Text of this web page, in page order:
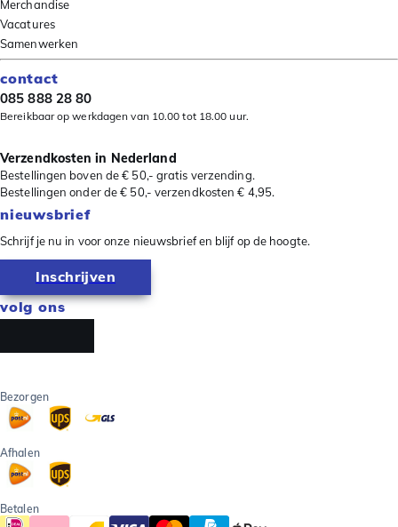
Merchandise
Vacatures
Samenwerken
contact
085 888 28 80
Bereikbaar op werkdagen van 10.00 tot 18.00 uur.
Verzendkosten in Nederland
Bestellingen boven de € 50,- gratis verzending.
Bestellingen onder de € 50,- verzendkosten € 4,95.
nieuwsbrief
Schrijf je nu in voor onze nieuwsbrief en blijf op de hoogte.
Inschrijven
volg ons
Bezorgen
Afhalen
Betalen